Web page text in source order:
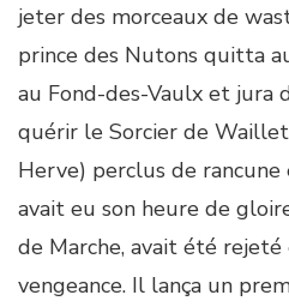
jeter des morceaux de
prince des Nutons quitta
au Fond-des-Vaulx et jura
quérir le Sorcier de
Herve) perclus de
avait eu son heure de
de Marche, avait été
vengeance. Il lança un